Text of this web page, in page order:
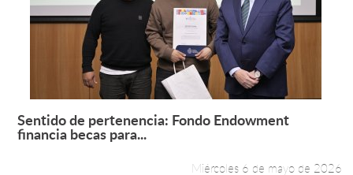
Leer más +
Sentido de pertenencia: Fondo Endowment
financia becas para...
Miércoles 6 de mayo de 2026